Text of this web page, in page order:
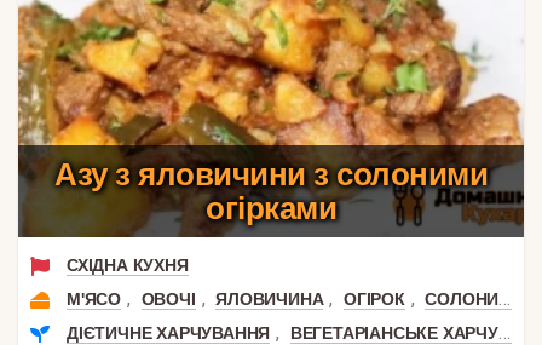
Азу з яловичини з солоними
огірками
СХІДНА КУХНЯ
М'ЯСО , ОВОЧІ , ЯЛОВИЧИНА , ОГІРОК , СОЛОНИЙ ОГІРОК
ДІЄТИЧНЕ ХАРЧУВАННЯ ,
ВЕГЕТАРІАНСЬКЕ ХАРЧУВАННЯ